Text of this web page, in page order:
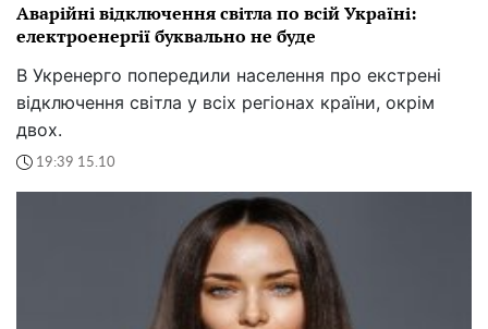
Аварійні відключення світла по всій Україні:
електроенергії буквально не буде
В Укренерго попередили населення про екстрені
відключення світла у всіх регіонах країни, окрім
двох.
19:39 15.10